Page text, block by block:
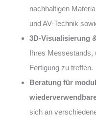
nachhaltigen
und AV-Technik
3D-Visualisierung
Ihres Messestands,
Fertigung zu treffen.
Beratung für
sich an